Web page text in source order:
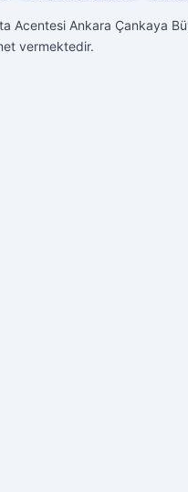
Acentesi Ankara Çankaya
vermektedir.